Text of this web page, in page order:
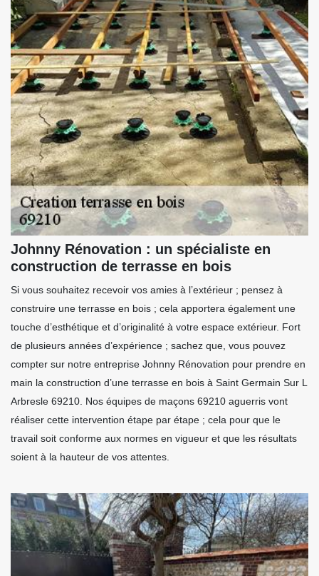
Johnny Rénovation : un spécialiste en
construction de terrasse en bois
Si vous souhaitez recevoir vos amies à l’extérieur ; pensez à
construire une terrasse en bois ; cela apportera également une
touche d’esthétique et d’originalité à votre espace extérieur. Fort
de plusieurs années d’expérience ; sachez que, vous pouvez
compter sur notre entreprise Johnny Rénovation pour prendre en
main la construction d’une terrasse en bois à Saint Germain Sur L
Arbresle 69210. Nos équipes de maçons 69210 aguerris vont
réaliser cette intervention étape par étape ; cela pour que le
travail soit conforme aux normes en vigueur et que les résultats
soient à la hauteur de vos attentes.